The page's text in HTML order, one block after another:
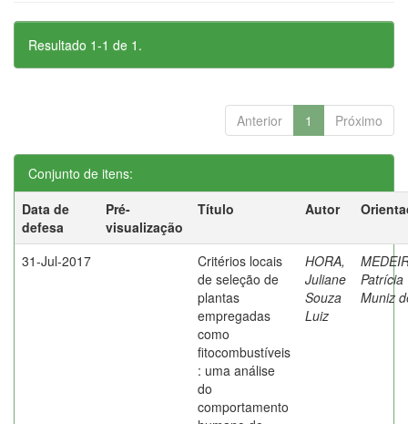
Resultado 1-1 de 1.
Anterior 1 Próximo
Conjunto de itens:
Data de
defesa
Pré-
visualização
Título Autor
31-Jul-2017
Critérios locais
de seleção de
plantas
empregadas
como
fitocombustíveis
: uma análise
do
comportamento
HORA,
Juliane
Souza
Luiz
Patrícia
Muniz